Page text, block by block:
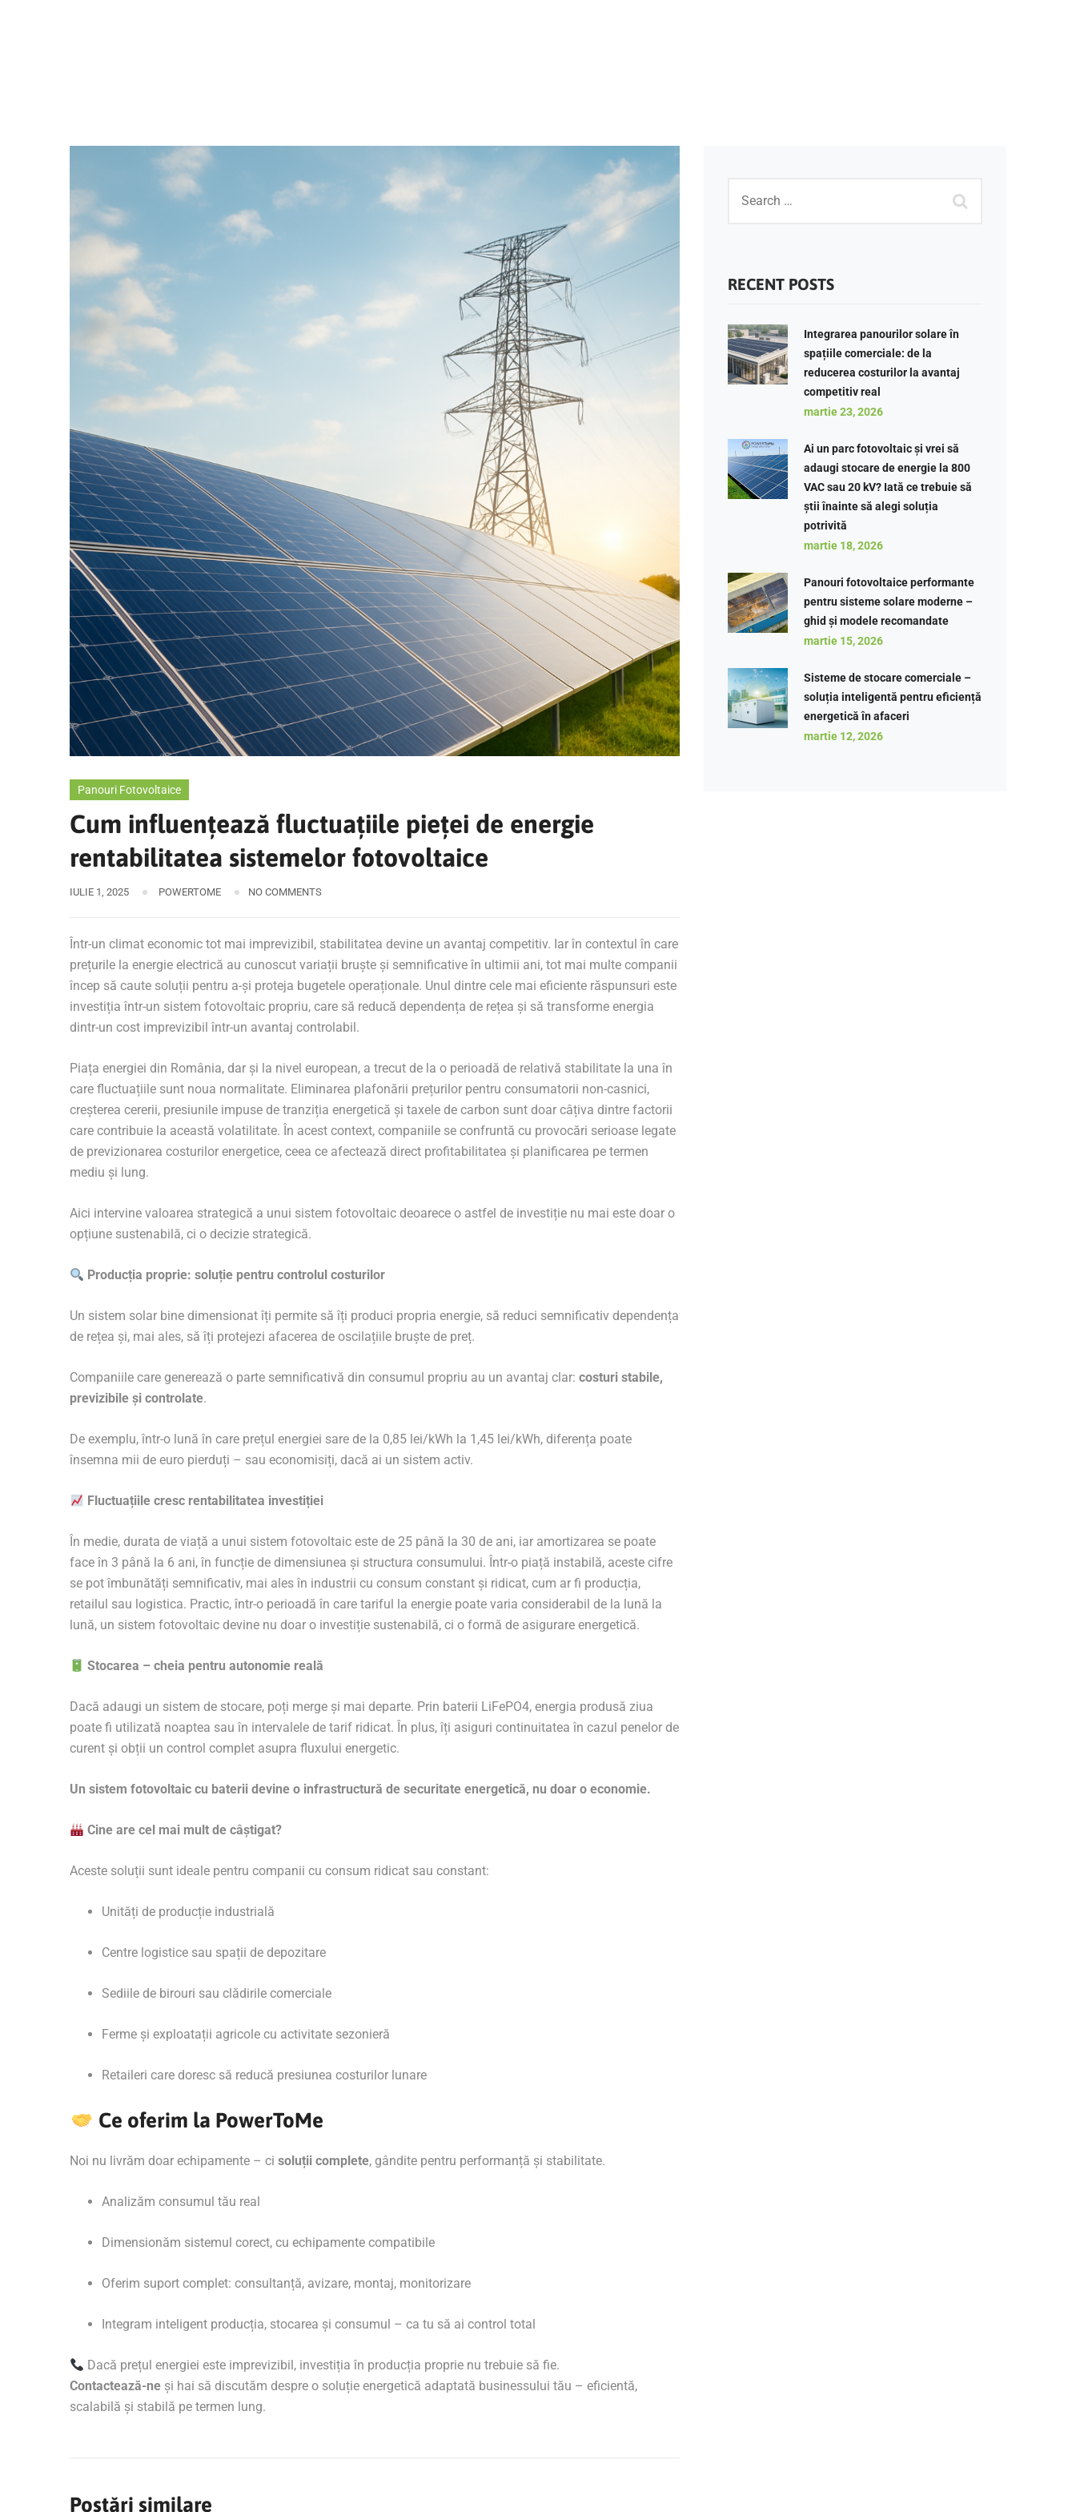
Panouri Fotovoltaice
Cum influențează fluctuațiile pieței de energie
rentabilitatea sistemelor fotovoltaice
IULIE 1, 2025 POWERTOME NO COMMENTS
Într-un climat economic tot mai imprevizibil, stabilitatea devine un avantaj competitiv. Iar în contextul în care
prețurile la energie electrică au cunoscut variații bruște și semnificative în ultimii ani, tot mai multe companii
încep să caute soluții pentru a-și proteja bugetele operaționale. Unul dintre cele mai eficiente răspunsuri este
investiția într-un sistem fotovoltaic propriu, care să reducă dependența de rețea și să transforme energia
dintr-un cost imprevizibil într-un avantaj controlabil.
Piața energiei din România, dar și la nivel european, a trecut de la o perioadă de relativă stabilitate la una în
care fluctuațiile sunt noua normalitate. Eliminarea plafonării prețurilor pentru consumatorii non-casnici,
creșterea cererii, presiunile impuse de tranziția energetică și taxele de carbon sunt doar câțiva dintre factorii
care contribuie la această volatilitate. În acest context, companiile se confruntă cu provocări serioase legate
de previzionarea costurilor energetice, ceea ce afectează direct profitabilitatea și planificarea pe termen
mediu și lung.
Aici intervine valoarea strategică a unui sistem fotovoltaic deoarece o astfel de investiție nu mai este doar o
opțiune sustenabilă, ci o decizie strategică.
Producția proprie: soluție pentru controlul costurilor
Un sistem solar bine dimensionat îți permite să îți produci propria energie, să reduci semnificativ dependența
de rețea și, mai ales, să îți protejezi afacerea de oscilațiile bruște de preț.
Companiile care generează o parte semnificativă din consumul propriu au un avantaj clar: costuri stabile,
previzibile și controlate.
De exemplu, într-o lună în care prețul energiei sare de la 0,85 lei/kWh la 1,45 lei/kWh, diferența poate
însemna mii de euro pierduți – sau economisiți, dacă ai un sistem activ.
Fluctuațiile cresc rentabilitatea investiției
În medie, durata de viață a unui sistem fotovoltaic este de 25 până la 30 de ani, iar amortizarea se poate
face în 3 până la 6 ani, în funcție de dimensiunea și structura consumului. Într-o piață instabilă, aceste cifre
se pot îmbunătăți semnificativ, mai ales în industrii cu consum constant și ridicat, cum ar fi producția,
retailul sau logistica. Practic, într-o perioadă în care tariful la energie poate varia considerabil de la lună la
lună, un sistem fotovoltaic devine nu doar o investiție sustenabilă, ci o formă de asigurare energetică.
Stocarea – cheia pentru autonomie reală
Dacă adaugi un sistem de stocare, poți merge și mai departe. Prin baterii LiFePO4, energia produsă ziua
poate fi utilizată noaptea sau în intervalele de tarif ridicat. În plus, îți asiguri continuitatea în cazul penelor de
curent și obții un control complet asupra fluxului energetic.
Un sistem fotovoltaic cu baterii devine o infrastructură de securitate energetică, nu doar o economie.
Cine are cel mai mult de câștigat?
Aceste soluții sunt ideale pentru companii cu consum ridicat sau constant:
Unități de producție industrială
Centre logistice sau spații de depozitare
Sediile de birouri sau clădirile comerciale
Ferme și exploatații agricole cu activitate sezonieră
Retaileri care doresc să reducă presiunea costurilor lunare
Ce oferim la PowerToMe
Noi nu livrăm doar echipamente – ci soluții complete, gândite pentru performanță și stabilitate.
Analizăm consumul tău real
Dimensionăm sistemul corect, cu echipamente compatibile
Oferim suport complet: consultanță, avizare, montaj, monitorizare
Integram inteligent producția, stocarea și consumul – ca tu să ai control total
Dacă prețul energiei este imprevizibil, investiția în producția proprie nu trebuie să fie.
Contactează-ne și hai să discutăm despre o soluție energetică adaptată businessului tău – eficientă,
scalabilă și stabilă pe termen lung.
Postări similare
RECENT POSTS
Integrarea panourilor solare în
spațiile comerciale: de la
reducerea costurilor la avantaj
competitiv real
martie 23, 2026
Ai un parc fotovoltaic și vrei să
adaugi stocare de energie la 800
VAC sau 20 kV? Iată ce trebuie să
știi înainte să alegi soluția
potrivită
martie 18, 2026
Panouri fotovoltaice performante
pentru sisteme solare moderne –
ghid și modele recomandate
martie 15, 2026
Sisteme de stocare comerciale –
soluția inteligentă pentru eficiență
energetică în afaceri
martie 12, 2026